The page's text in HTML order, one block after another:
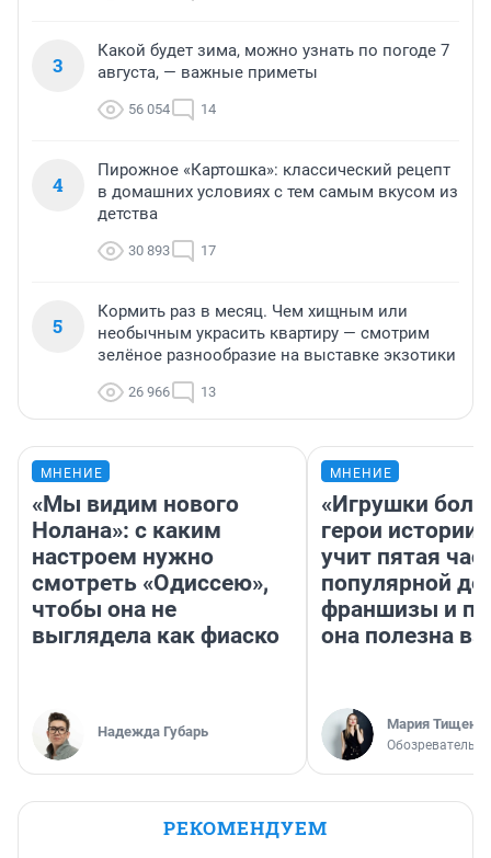
3
Какой будет зима, можно узнать по погоде 7
августа, — важные приметы
56 054 14
4
Пирожное «Картошка»: классический рецепт
в домашних условиях с тем самым вкусом из
детства
30 893 17
5
Кормить раз в месяц. Чем хищным или
необычным украсить квартиру — смотрим
зелёное разнообразие на выставке экзотики
26 966 13
МНЕНИЕ
«Мы видим нового
Нолана»: с каким
настроем нужно
смотреть «Одиссею»,
чтобы она не
выглядела как фиаско
Надежда Губарь
МНЕНИЕ
«Игрушки
герои
учит пятая
популярной
франшизы и
она полезна
Мария Тищенко
Обозреватель
РЕКОМЕНДУЕМ